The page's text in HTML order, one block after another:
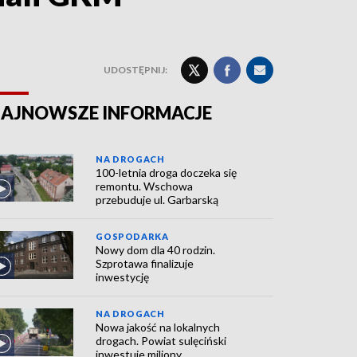
UDOSTĘPNIJ:
INFORMACJE
NA DROGACH
100-letnia droga doczeka się
remontu. Wschowa
przebuduje ul. Garbarską
GOSPODARKA
Nowy dom dla 40 rodzin.
Szprotawa finalizuje
inwestycję
NA DROGACH
Nowa jakość na lokalnych
drogach. Powiat sulęciński
inwestuje miliony